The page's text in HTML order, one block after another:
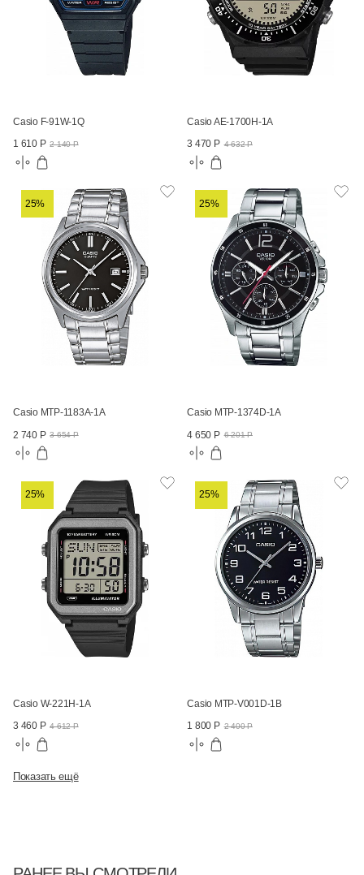
Casio F-91W-1Q
1 610 Р 2 140 Р
Casio AE-1700H-1A
3 470 Р 4 632 Р
25%
Casio MTP-1183A-1A
2 740 Р 3 654 Р
25%
Casio MTP-1374D-1A
4 650 Р 6 201 Р
25%
Casio W-221H-1A
3 460 Р 4 612 Р
25%
Casio MTP-V001D-1B
1 800 Р 2 400 Р
Показать ещё